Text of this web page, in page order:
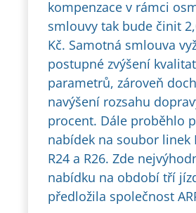
kompenzace v rámci
smlouvy tak bude činit
Kč. Samotná smlouva
postupné zvýšení
parametrů, zároveň
navýšení rozsahu
procent. Dále proběhlo
nabídek na soubor linek
R24 a R26. Zde
nabídku na období tří
předložila společnost